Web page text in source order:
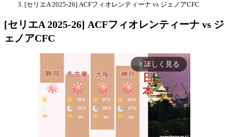
[セリエA 2025-26] ACFフィオレンティーナ vs ジェノアCFC
[セリエA 2025-26] ACFフィオレンティーナ vs ジ
ェノアCFC
arrow_forward_ios 詳しく見る